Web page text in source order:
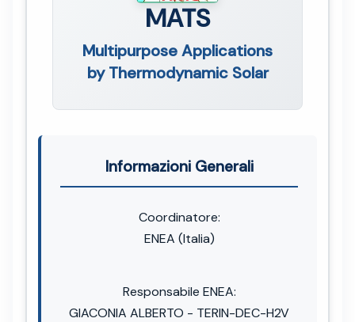
MATS
Multipurpose Applications
by Thermodynamic Solar
Informazioni Generali
Coordinatore:
ENEA (Italia)
Responsabile ENEA:
GIACONIA ALBERTO - TERIN-DEC-H2V